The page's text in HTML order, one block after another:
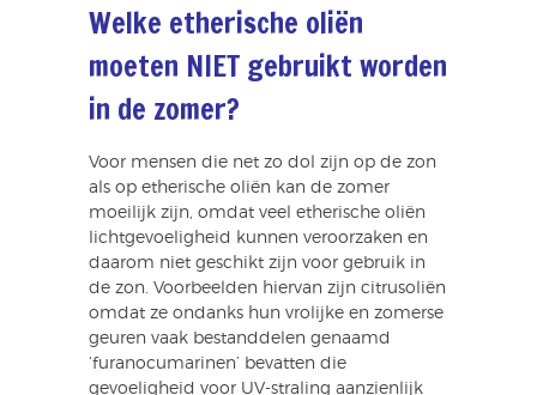
Welke etherische oliën
moeten NIET gebruikt worden
in de zomer?
Voor mensen die net zo dol zijn op de zon
als op etherische oliën kan de zomer
moeilijk zijn, omdat veel etherische oliën
lichtgevoeligheid kunnen veroorzaken en
daarom niet geschikt zijn voor gebruik in
de zon. Voorbeelden hiervan zijn citrusoliën
omdat ze ondanks hun vrolijke en zomerse
geuren vaak bestanddelen genaamd
‘furanocumarinen’ bevatten die
gevoeligheid voor UV-straling aanzienlijk